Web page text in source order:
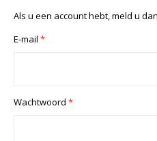
Als u een account hebt, meld u
E-mail
Wachtwoord